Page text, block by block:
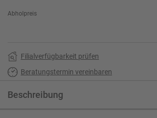
Abholpreis
Filialverfügbarkeit prüfen
Beratungstermin vereinbaren
Beschreibung